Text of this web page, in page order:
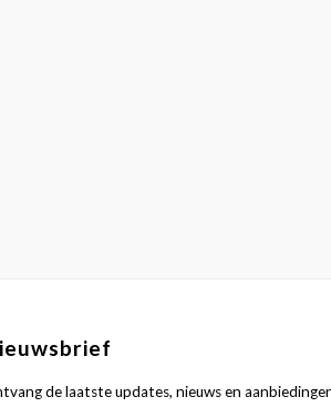
de laatste updates, nieuws en